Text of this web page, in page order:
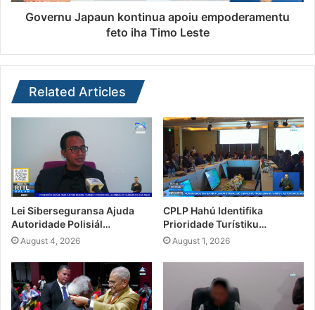
Governu Japaun kontinua apoiu empoderamentu
feto iha Timo Leste
Related Articles
Lei Siberseguransa Ajuda
Autoridade Polisiál…
August 4, 2026
CPLP Hahú Identifika
Prioridade Turístiku…
August 1, 2026